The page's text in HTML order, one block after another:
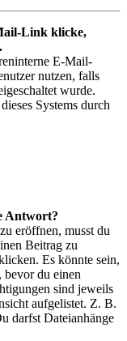
Link klicke,
E-Mail-
nutzen, falls
wurde.
Systems durch
Antwort?
eröffnen, musst du
Beitrag zu
Es könnte sein,
bevor du einen
sind jeweils
aufgelistet. Z. B.
darfst Dateianhänge